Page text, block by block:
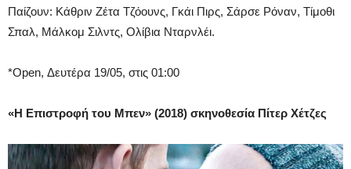
Παίζουν: Κάθριν Ζέτα Τζόουνς, Γκάι Πιρς, Σάρσε Ρόναν, Τίμοθι
Σπαλ, Μάλκομ Σιλντς, Ολίβια Νταρνλέι.
*Open, Δευτέρα 19/05, στις 01:00
«Η Επιστροφή του Μπεν» (2018) σκηνοθεσία Πίτερ Χέτζες